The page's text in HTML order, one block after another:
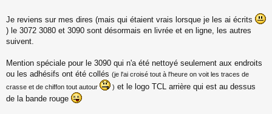
o
n
l
Je reviens sur mes dires (mais qui étaient vrais lorsque je les ai écrits
) le 3072 3080 et 3090 sont désormais en livrée et en ligne, les autres
suivent.
Mention spéciale pour le 3090 qui n'a été nettoyé seulement aux endroits
ou les adhésifs ont été collés (je l'ai croisé tout à l'heure on voit les traces de
crasse et de chiffon tout autour
) et le logo TCL arrière qui est au dessus
de la bande rouge